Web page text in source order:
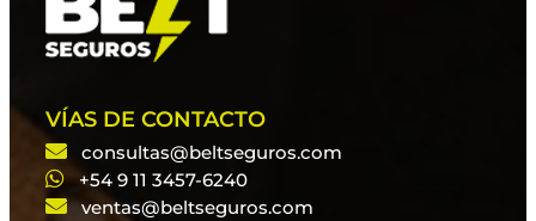
VÍAS DE CONTACTO
consultas@beltseguros.com
+54 9 11 3457-6240
ventas@beltseguros.com